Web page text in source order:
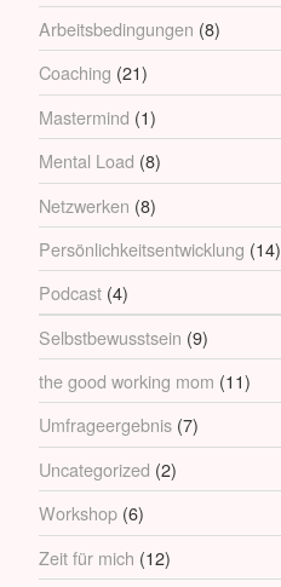
Arbeitsbedingungen (8)
Coaching (21)
Mastermind (1)
Mental Load (8)
Netzwerken (8)
Persönlichkeitsentwicklung (14)
Podcast (4)
Selbstbewusstsein (9)
the good working mom (11)
Umfrageergebnis (7)
Uncategorized (2)
Workshop (6)
Zeit für mich (12)